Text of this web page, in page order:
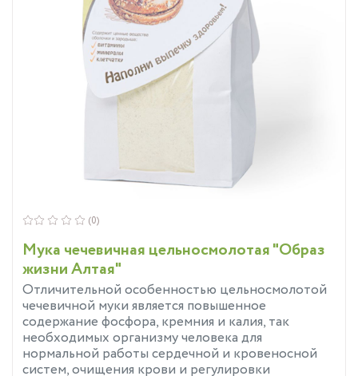
Мука чечевичная цельносмолотая "Образ
жизни Алтая"
Отличительной особенностью цельносмолотой
чечевичной муки является повышенное
содержание фосфора, кремния и калия, так
необходимых организму человека для
нормальной работы сердечной и кровеносной
систем, очищения крови и регулировки
(0)